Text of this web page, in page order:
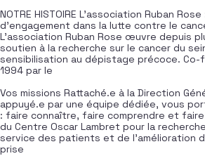
NOTRE HISTOIRE L’association Ruban
d’engagement dans la lutte contre le
L’association Ruban Rose œuvre depuis
soutien à la recherche sur le cancer du
sensibilisation au dépistage précoce.
1994 par le
Vos missions Rattaché.e à la Direction
appuyé.e par une équipe dédiée, vous
: faire connaître, faire comprendre et
du Centre Oscar Lambret pour la
service des patients et de l’amélioration
prise